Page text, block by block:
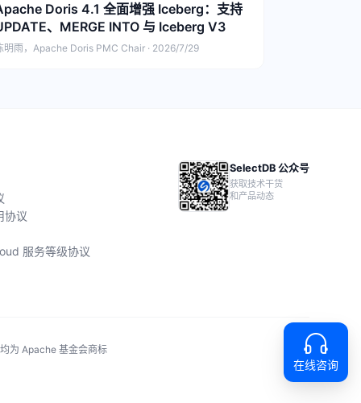
Doris 4.1 全面增强 Iceberg：支持
、MERGE INTO 与 Iceberg V3
明雨，Apache Doris PMC Chair · 2026/7/29
协议
服务等级协议
SelectDB 公众号
获取技术干货
和产品动态
为 Apache 基金会商标
在线咨询